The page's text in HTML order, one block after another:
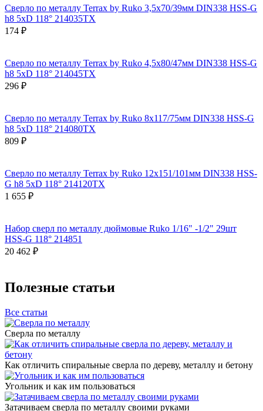
Сверло по металлу Terrax by Ruko 3,5x70/39мм DIN338 HSS-G
h8 5xD 118° 214035TX
174 ₽
Сверло по металлу Terrax by Ruko 4,5x80/47мм DIN338 HSS-G
h8 5xD 118° 214045TX
296 ₽
Сверло по металлу Terrax by Ruko 8x117/75мм DIN338 HSS-G
h8 5xD 118° 214080TX
809 ₽
Сверло по металлу Terrax by Ruko 12x151/101мм DIN338 HSS-
G h8 5xD 118° 214120TX
1 655 ₽
Набор сверл по металлу дюймовые Ruko 1/16" -1/2" 29шт
HSS-G 118° 214851
20 462 ₽
Полезные статьи
Все статьи
Сверла по металлу
Как отличить спиральные сверла по дереву, металлу и бетону
Угольник и как им пользоваться
Затачиваем сверла по металлу своими руками